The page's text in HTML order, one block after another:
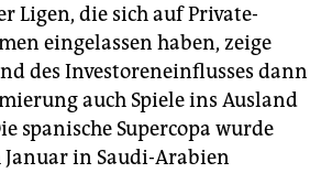
Ligen, die sich auf Private-
eingelassen haben, zeige
des Investoreneinflusses dann
auch Spiele ins Ausland
spanische Supercopa wurde
in Saudi-Arabien